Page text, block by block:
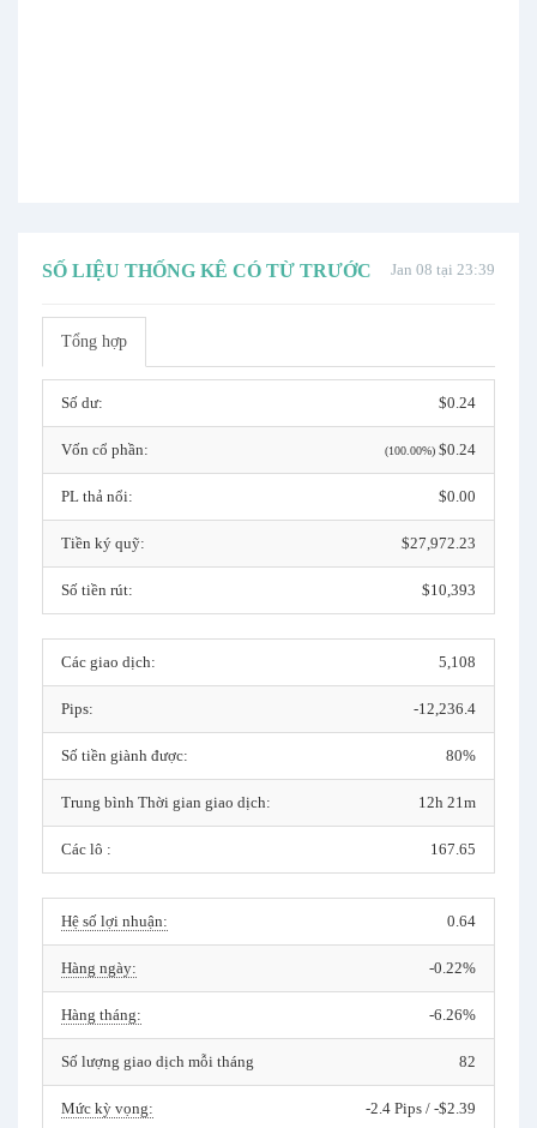
Jan 08 tại 23:39
SỐ LIỆU THỐNG KÊ CÓ TỪ TRƯỚC
Tổng hợp
Số dư: $0.24
Vốn cổ phần: (100.00%) $0.24
PL thả nổi: $0.00
Tiền ký quỹ: $27,972.23
Số tiền rút: $10,393
Các giao dịch: 5,108
Pips: -12,236.4
Số tiền giành được: 80%
Trung bình Thời gian giao dịch: 12h 21m
Các lô : 167.65
Hệ số lợi nhuận: 0.64
Hàng ngày: -0.22%
Hàng tháng: -6.26%
Số lượng giao dịch mỗi tháng 82
Mức kỳ vọng: -2.4 Pips / -$2.39